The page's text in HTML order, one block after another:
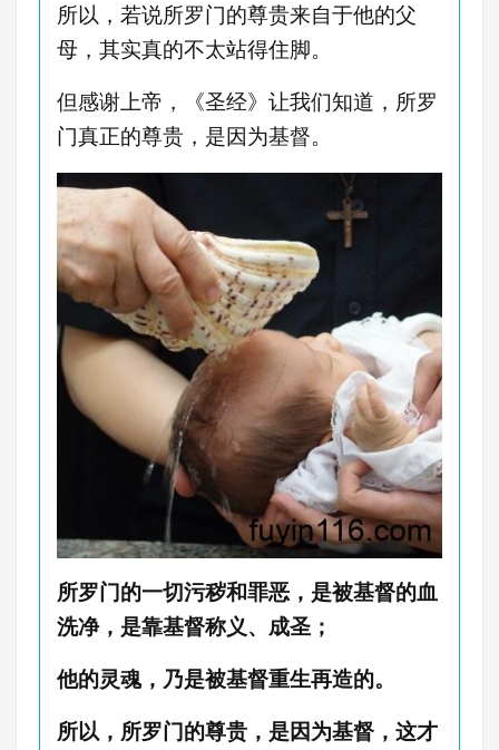
所以，若说所罗门的尊贵来自于他的父
母，其实真的不太站得住脚。
但感谢上帝，《圣经》让我们知道，所罗
门真正的尊贵，是因为基督。
所罗门的一切污秽和罪恶，是被基督的血
洗净，是靠基督称义、成圣；
他的灵魂，乃是被基督重生再造的。
所以，所罗门的尊贵，是因为基督，这才